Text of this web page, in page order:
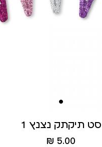
סט תיקתק נצנץ 1
מחיר5.00 ₪